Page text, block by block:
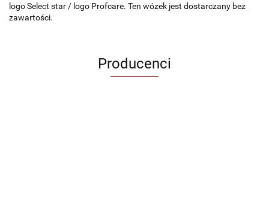
logo Select star / logo Profcare. Ten wózek jest dostarczany bez
zawartości.
Producenci